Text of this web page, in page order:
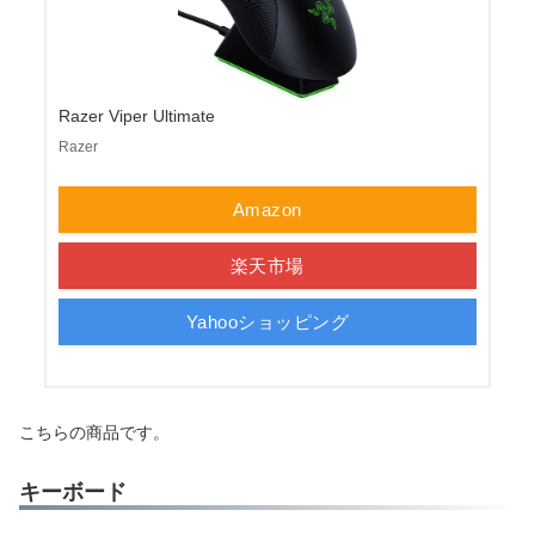
Razer Viper Ultimate
Razer
Amazon
楽天市場
Yahooショッピング
こちらの商品です。
キーボード